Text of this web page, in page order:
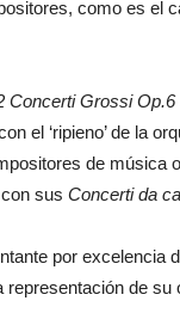
como es el
Concerti Grossi Op.6
el ‘ripieno’ de la
de música
sus Concerti da
por excelencia
representación de su